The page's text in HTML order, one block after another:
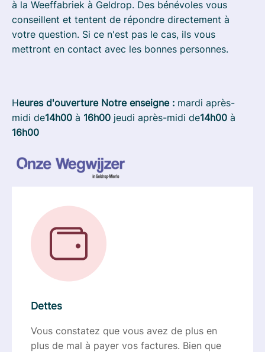
à la Weeffabriek à Geldrop. Des bénévoles vous
conseillent et tentent de répondre directement à
votre question. Si ce n'est pas le cas, ils vous
mettront en contact avec les bonnes personnes.
Heures d'ouverture Notre enseigne : mardi après-
midi de14h00 à 16h00 jeudi après-midi de14h00 à
16h00
Dettes
Vous constatez que vous avez de plus en
plus de mal à payer vos factures. Bien que